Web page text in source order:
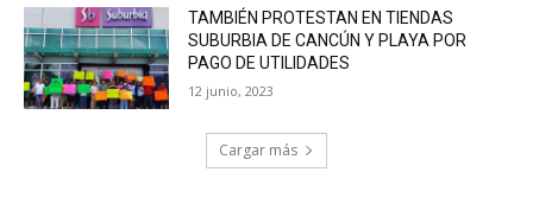
TAMBIÉN PROTESTAN EN TIENDAS
SUBURBIA DE CANCÚN Y PLAYA POR
PAGO DE UTILIDADES
12 junio, 2023
Cargar más